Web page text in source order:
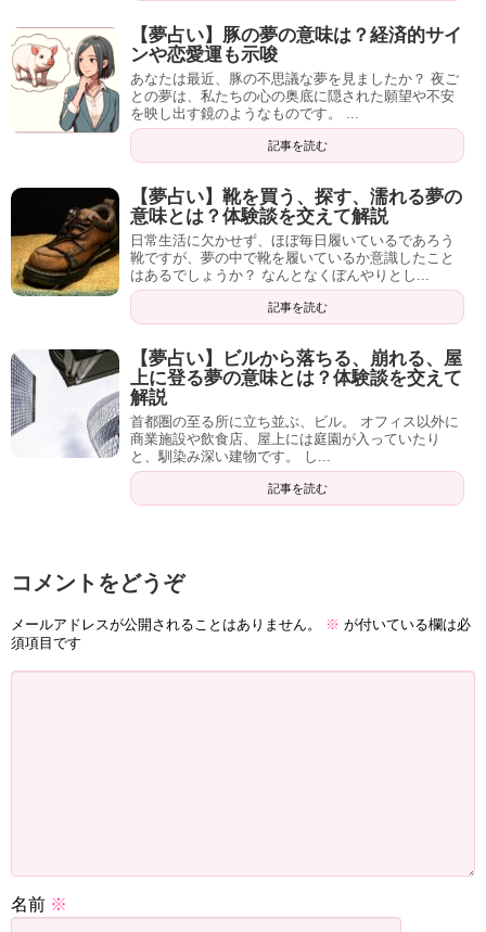
【夢占い】豚の夢の意味は？経済的サイ
ンや恋愛運も示唆
あなたは最近、豚の不思議な夢を見ましたか？ 夜ご
との夢は、私たちの心の奥底に隠された願望や不安
を映し出す鏡のようなものです。 ...
記事を読む
【夢占い】靴を買う、探す、濡れる夢の
意味とは？体験談を交えて解説
日常生活に欠かせず、ほぼ毎日履いているであろう
靴ですが、夢の中で靴を履いているか意識したこと
はあるでしょうか？ なんとなくぼんやりとし...
記事を読む
【夢占い】ビルから落ちる、崩れる、屋
上に登る夢の意味とは？体験談を交えて
解説
首都圏の至る所に立ち並ぶ、ビル。 オフィス以外に
商業施設や飲食店、屋上には庭園が入っていたり
と、馴染み深い建物です。 し...
記事を読む
コメントをどうぞ
メールアドレスが公開されることはありません。 ※ が付いている欄は必
須項目です
名前 ※